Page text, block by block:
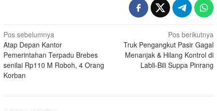
Navigasi
pos
Pos sebelumnya
Atap Depan Kantor
Pemerintahan Terpadu Brebes
senilai Rp110 M Roboh, 4 Orang
Korban
Pos berikutnya
Truk Pengangkut Pasir Gagal
Menanjak & Hilang Kontrol di
Labli-Bili Suppa Pinrang